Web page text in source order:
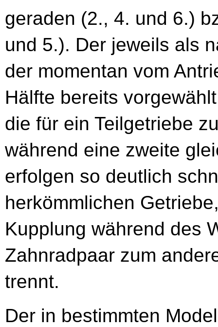
geraden (2., 4. und 6.)
und 5.). Der jeweils als
der momentan vom
Hälfte bereits
die für ein Teilgetriebe
während eine zweite
erfolgen so deutlich
herkömmlichen
Kupplung während des
Zahnradpaar zum
trennt.
Der in bestimmten